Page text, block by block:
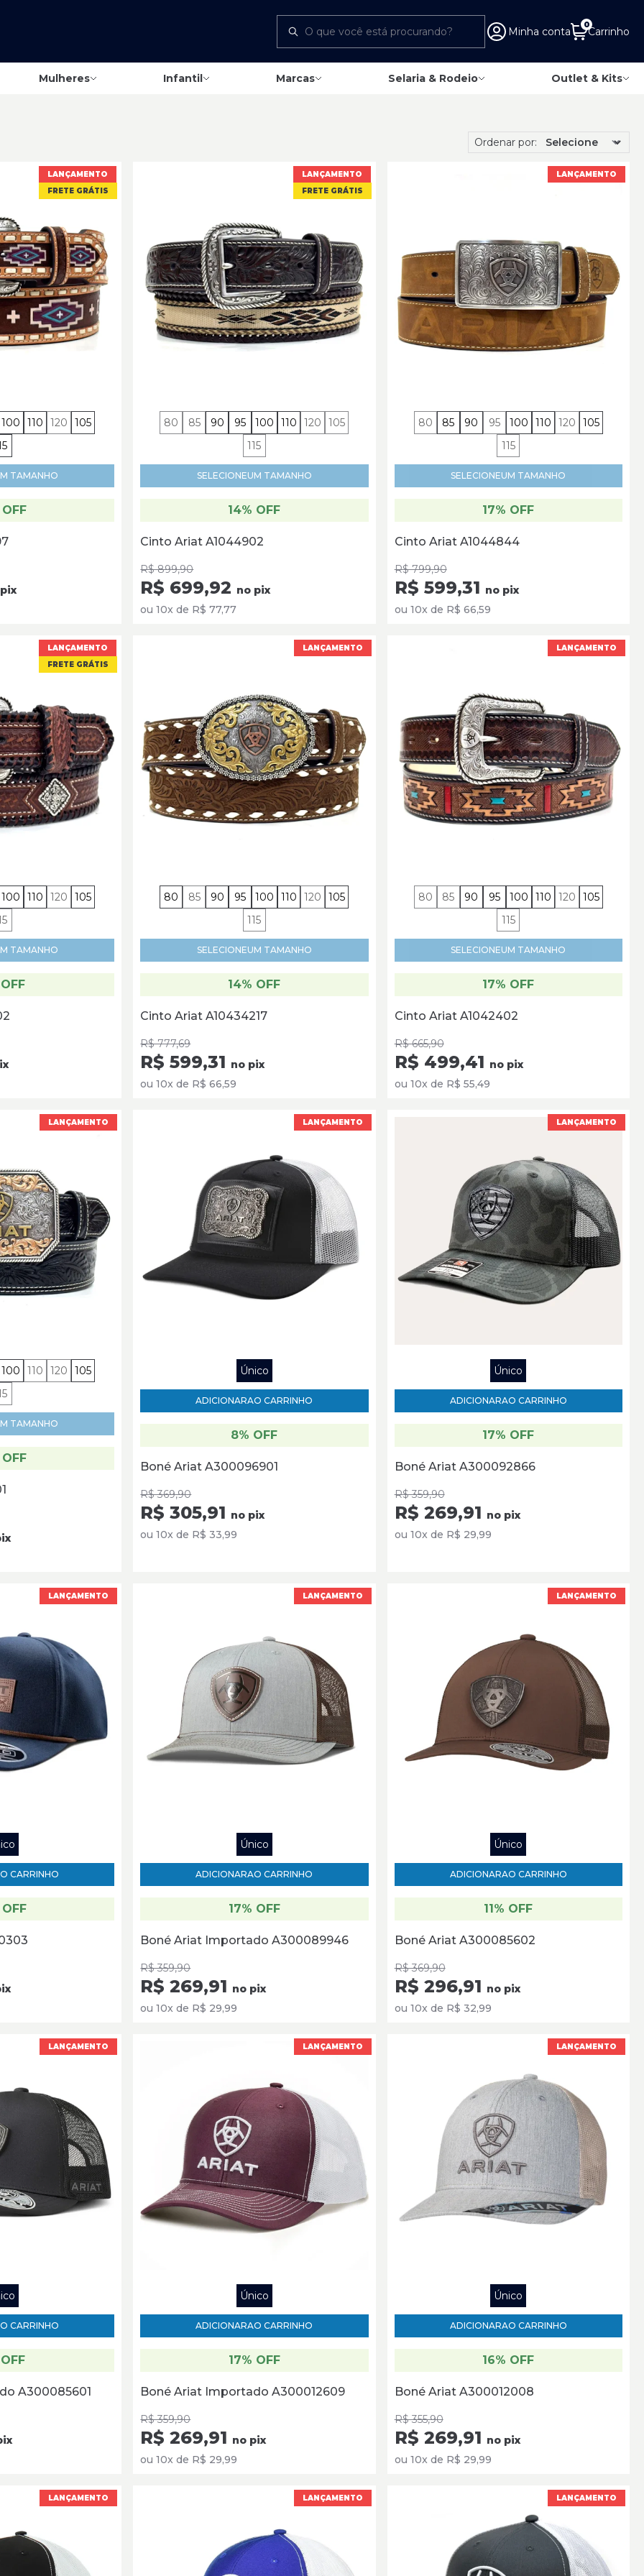
Minha conta
0
Carrinho
Mulheres Infantil Marcas Selaria & Rodeio Outlet & Kits
Ordenar por:
100 110 120
105
TAMANHO
LANÇAMENTO
FRETE GRÁTIS
80 85 90 95 100 110 120
105
115
SELECIONEUM TAMANHO
LANÇAMENTO
FRETE GRÁTIS
14% OFF
Cinto Ariat A1044902
R$ 899,90
R$ 699,92 no pix
ou 10x de R$ 77,77
80 85 90 95 100 110 120
105
115
SELECIONEUM TAMANHO
LANÇAMENTO
17% OFF
Cinto Ariat A1044844
R$ 799,90
R$ 599,31 no pix
ou 10x de R$ 66,59
100 110 120
105
TAMANHO
LANÇAMENTO
FRETE GRÁTIS
80 85 90 95 100 110 120
105
115
SELECIONEUM TAMANHO
LANÇAMENTO
14% OFF
Cinto Ariat A10434217
R$ 777,69
R$ 599,31 no pix
ou 10x de R$ 66,59
80 85 90 95 100 110 120
105
115
SELECIONEUM TAMANHO
LANÇAMENTO
17% OFF
Cinto Ariat A1042402
R$ 665,90
R$ 499,41 no pix
ou 10x de R$ 55,49
100 110 120
105
TAMANHO
LANÇAMENTO
Único
ADICIONARAO CARRINHO
LANÇAMENTO
8% OFF
Boné Ariat A300096901
R$ 369,90
R$ 305,91 no pix
ou 10x de R$ 33,99
Único
ADICIONARAO CARRINHO
LANÇAMENTO
17% OFF
Boné Ariat A300092866
R$ 359,90
R$ 269,91 no pix
ou 10x de R$ 29,99
CARRINHO
LANÇAMENTO
OFF
Único
ADICIONARAO CARRINHO
LANÇAMENTO
17% OFF
Boné Ariat Importado A300089946
R$ 359,90
R$ 269,91 no pix
ou 10x de R$ 29,99
Único
ADICIONARAO CARRINHO
LANÇAMENTO
11% OFF
Boné Ariat A300085602
R$ 369,90
R$ 296,91 no pix
ou 10x de R$ 32,99
CARRINHO
LANÇAMENTO
A300085601
Único
ADICIONARAO CARRINHO
LANÇAMENTO
17% OFF
Boné Ariat Importado A300012609
R$ 359,90
R$ 269,91 no pix
ou 10x de R$ 29,99
Único
ADICIONARAO CARRINHO
LANÇAMENTO
16% OFF
Boné Ariat A300012008
R$ 355,90
R$ 269,91 no pix
ou 10x de R$ 29,99
LANÇAMENTO LANÇAMENTO LANÇAMENTO